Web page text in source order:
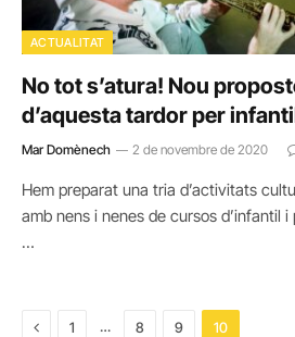
ACTUALITAT
No tot s’atura! Nou
d’aquesta tardor per
Mar Domènech 2 de novembre de 2020
Hem preparat una tria d’activitats
amb nens i nenes de cursos d’infantil
…
Previous
1 … 8 9 10